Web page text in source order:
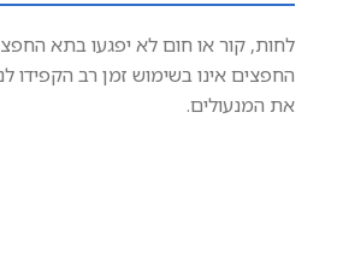
לחות, קור או חום לא יפגעו בתא
החפצים אינו בשימוש זמן רב הקפידו
את המנעולים.